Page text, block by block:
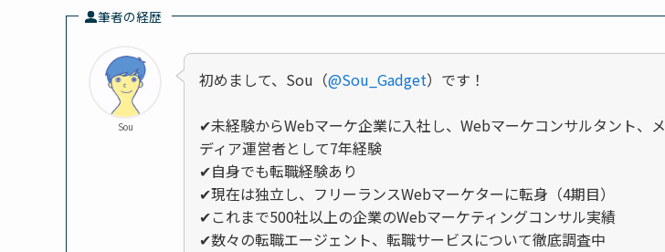
筆者の経歴
Sou
初めまして、Sou（@Sou_Gadget）です！
✔未経験からWebマーケ企業に入社し、Webマーケコンサルタント、メ
ディア運営者として7年経験
✔自身でも転職経験あり
✔現在は独立し、フリーランスWebマーケターに転身（4期目）
✔これまで500社以上の企業のWebマーケティングコンサル実績
✔数々の転職エージェント、転職サービスについて徹底調査中